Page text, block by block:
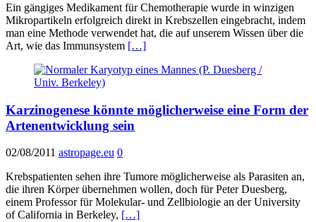
Ein gängiges Medikament für Chemotherapie wurde in winzigen
Mikropartikeln erfolgreich direkt in Krebszellen eingebracht, indem
man eine Methode verwendet hat, die auf unserem Wissen über die
Art, wie das Immunsystem […]
Karzinogenese könnte möglicherweise eine Form der
Artenentwicklung sein
02/08/2011 astropage.eu 0
Krebspatienten sehen ihre Tumore möglicherweise als Parasiten an,
die ihren Körper übernehmen wollen, doch für Peter Duesberg,
einem Professor für Molekular- und Zellbiologie an der University
of California in Berkeley, […]